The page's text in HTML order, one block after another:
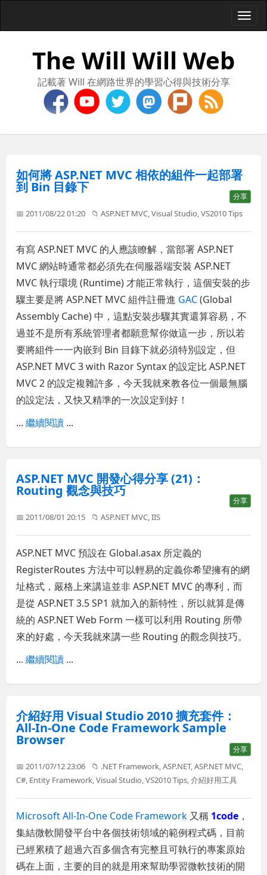
The Will Will Web
記載著 Will 在網路世界的學習心得與技術分享
如何將 ASP.NET MVC 相依的組件一起部署
到 Bin 目錄下
分享
📅 2011/08/22 01:20 📁ASP.NET MVC ,Visual Studio ,VS2010 Tips
有寫 ASP.NET MVC 的人應該瞭解，當部署 ASP.NET
MVC 網站時通常都必須先在伺服器端安裝 ASP.NET
MVC 執行環境 (Runtime) 才能正常執行，這個安裝的步
驟主要是將 ASP.NET MVC 組件註冊進 GAC(Global
Assembly Cache) 中，這點安裝步驟其實還算容易，不
過並不是所有系統管理者都願意幫你做這一步，所以若
要將組件一一內嵌到 Bin 目錄下就必須特別設定，但
ASP.NET MVC 3 with Razor Syntax 的設定比 ASP.NET
MVC 2 的設定複雜許多，今天我就來教各位一個最無腦
的設定法，又快又精準的一次設定到好！
...繼續閱讀 ...
ASP.NET MVC 開發心得分享 (21)：
Routing 觀念與技巧
分享
📅 2011/08/01 20:15 📁ASP.NET MVC,IIS
ASP.NET MVC 預設在 Global.asax 所定義的
RegisterRoutes 方法中可以輕易的定義你希望擁有的網
址格式，嚴格上來講這並非 ASP.NET MVC 的專利，而
是從 ASP.NET 3.5 SP1 就加入的新特性，所以就算是傳
統的 ASP.NET Web Form 一樣可以利用 Routing 所帶
來的好處，今天我就來講一些 Routing 的觀念與技巧。
...繼續閱讀 ...
介紹好用 Visual Studio 2010 擴充套件：
All-In-One Code Framework Sample
Browser
分享
📅 2011/07/12 23:06 📁 .NET Framework,ASP.NET,ASP.NET MVC,
C#, Entity Framework,Visual Studio,VS2010 Tips,介紹好用工具
Microsoft All-In-One Code Framework 又稱 1code ，
集結微軟開發平台中各個技術領域的範例程式碼，目前
已經累積了超過六百多個含有完整且可執行的專案原始
碼在上面，主要的目的就是用來幫助學習微軟技術的開